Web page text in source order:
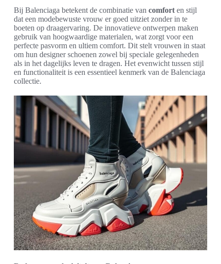
Bij Balenciaga betekent de combinatie van comfort en stijl
dat een modebewuste vrouw er goed uitziet zonder in te
boeten op draagervaring. De innovatieve ontwerpen maken
gebruik van hoogwaardige materialen, wat zorgt voor een
perfecte pasvorm en ultiem comfort. Dit stelt vrouwen in staat
om hun designer schoenen zowel bij speciale gelegenheden
als in het dagelijks leven te dragen. Het evenwicht tussen stijl
en functionaliteit is een essentieel kenmerk van de Balenciaga
collectie.